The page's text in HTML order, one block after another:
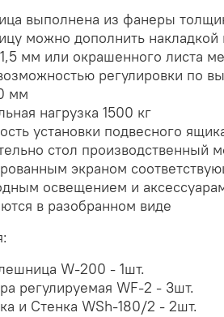
выполнена из фанеры
можно дополнить накладкой
мм или окрашенного листа
регулировки по
мм
нагрузка 1500 кг
установки подвесного
стол производственный
экраном
освещением и
в разобранном виде
W-200 - 1шт.
регулируемая WF-2 - 3шт.
и Стенка WSh-180/2 - 2шт.